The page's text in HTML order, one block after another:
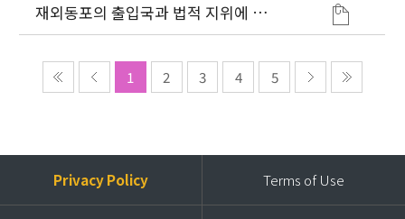
재외동포의 출입국과 법적 지위에 관
한 법률(2025. 7. 22.)
1 2 3 4 5
Privacy Policy Terms of Use